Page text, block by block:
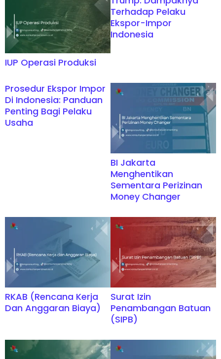
IUP Operasi Produksi
Terhadap Pelaku
Ekspor-Impor
Indonesia
Prosedur Ekspor Impor
Di Indonesia: Panduan
Penting Bagi Pelaku
Usaha
BI Jakarta
Menghentikan
Sementara Perizinan
Money Changer
RKAB (Rencana Kerja
Dan Anggaran Biaya)
Surat Izin
Penambangan Batuan
(SIPB)